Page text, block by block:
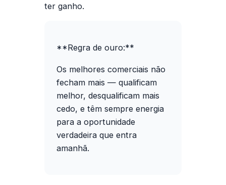
ter ganho.
**Regra de ouro:**
Os melhores comerciais não
fecham mais — qualificam
melhor, desqualificam mais
cedo, e têm sempre energia
para a oportunidade
verdadeira que entra
amanhã.